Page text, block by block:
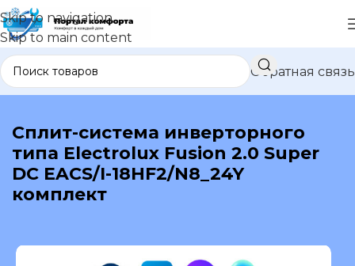
Skip to navigation
Skip to main content
Обратная связь
В каталог
Сплит-система инверторного
типа Electrolux Fusion 2.0 Super
DC EACS/I-18HF2/N8_24Y
комплект